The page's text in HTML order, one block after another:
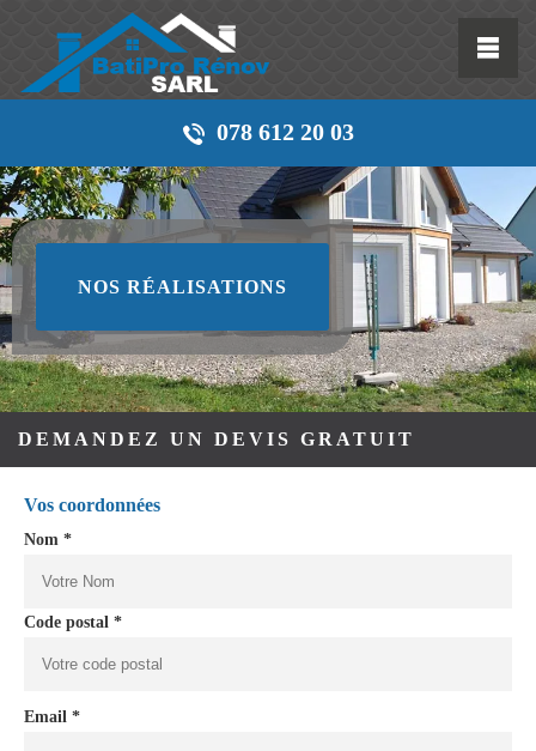
078 612 20 03
NOS RÉALISATIONS
DEMANDEZ UN DEVIS GRATUIT
Vos coordonnées
Nom *
Code postal *
Email *